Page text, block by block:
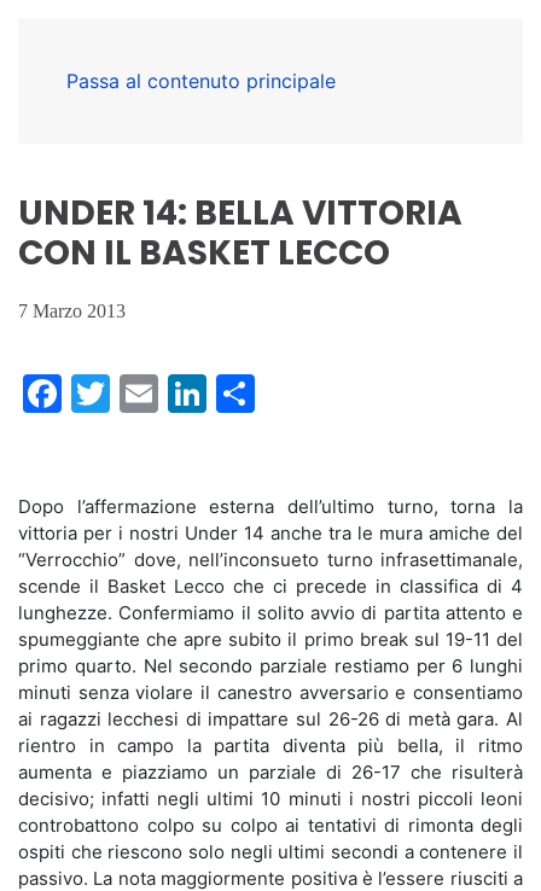
Passa al contenuto principale
UNDER 14: BELLA VITTORIA
CON IL BASKET LECCO
7 Marzo 2013
Facebook
Twitter
EmailLinkedIn
Dopo l’affermazione esterna dell’ultimo turno, torna la
vittoria per i nostri Under 14 anche tra le mura amiche del
“Verrocchio” dove, nell’inconsueto turno infrasettimanale,
scende il Basket Lecco che ci precede in classifica di 4
lunghezze. Confermiamo il solito avvio di partita attento e
spumeggiante che apre subito il primo break sul 19-11 del
primo quarto. Nel secondo parziale restiamo per 6 lunghi
minuti senza violare il canestro avversario e consentiamo
ai ragazzi lecchesi di impattare sul 26-26 di metà gara. Al
rientro in campo la partita diventa più bella, il ritmo
aumenta e piazziamo un parziale di 26-17 che risulterà
decisivo; infatti negli ultimi 10 minuti i nostri piccoli leoni
controbattono colpo su colpo ai tentativi di rimonta degli
ospiti che riescono solo negli ultimi secondi a contenere il
passivo. La nota maggiormente positiva è l’essere riusciti a